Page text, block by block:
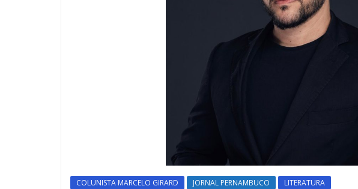
COLUNISTA MARCELO GIRARD JORNAL PERNAMBUCO LITERATURA